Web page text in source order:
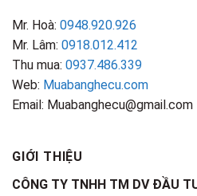
Mr. Hoà: 0948.920.926
Mr. Lâm: 0918.012.412
Thu mua: 0937.486.339
Web: Muabanghecu.com
Email: Muabanghecu@gmail.com
GIỚI THIỆU
CÔNG TY TNHH TM DV ĐẦU